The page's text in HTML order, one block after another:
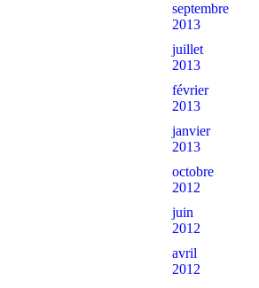
septembre
2013
juillet
2013
février
2013
janvier
2013
octobre
2012
juin
2012
avril
2012